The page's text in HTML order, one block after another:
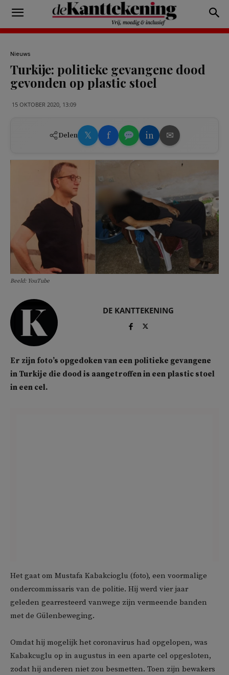
Nieuws
Turkije: politieke gevangene dood
gevonden op plastic stoel
15 OKTOBER 2020, 13:09
Delen 𝕏 f in ✉
Beeld: YouTube
DE KANTTEKENING
Er zijn foto’s opgedoken van een politieke gevangene
in Turkije die dood is aangetroffen in een plastic stoel
in een cel.
Het gaat om Mustafa Kabakcioglu (foto), een voormalige
ondercommissaris van de politie. Hij werd vier jaar
geleden gearresteerd vanwege zijn vermeende banden
met de Gülenbeweging.
Omdat hij mogelijk het coronavirus had opgelopen, was
Kabakcuglu op in augustus in een aparte cel opgesloten,
zodat hij anderen niet zou besmetten. Toen zijn bewakers